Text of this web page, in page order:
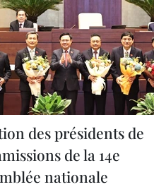
des présidents de
de la 14e
nationale